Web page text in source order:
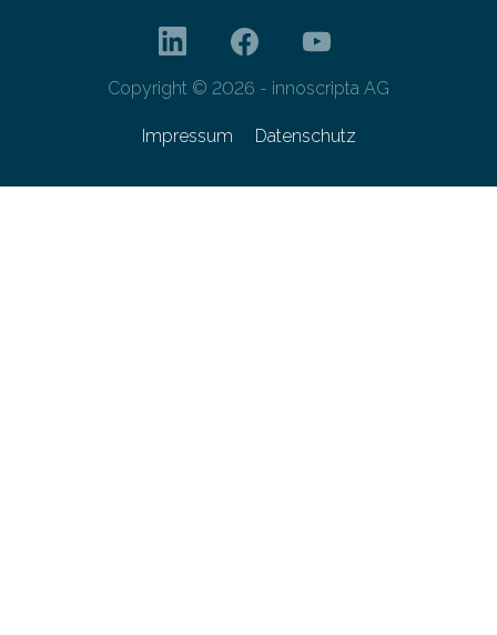
Copyright © 2026 - innoscripta AG
Impressum Datenschutz